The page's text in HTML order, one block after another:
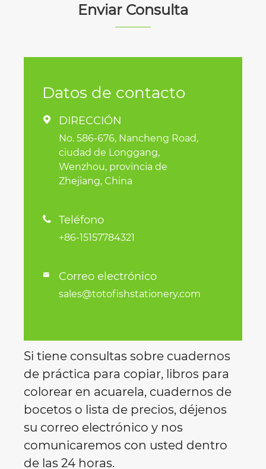
Enviar Consulta
Datos de contacto
 DIRECCIÓN
No. 586-676, Nancheng Road,
ciudad de Longgang,
Wenzhou, provincia de
Zhejiang, China
 Teléfono
+86-15157784321
 Correo electrónico
sales@totofishstationery.com
Si tiene consultas sobre cuadernos
de práctica para copiar, libros para
colorear en acuarela, cuadernos de
bocetos o lista de precios, déjenos
su correo electrónico y nos
comunicaremos con usted dentro
de las 24 horas.